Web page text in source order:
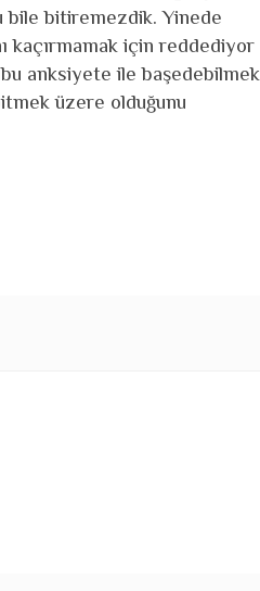
bile bitiremezdik. Yinede
kaçırmamak için reddediyor
anksiyete ile başedebilmek
üzere olduğunu